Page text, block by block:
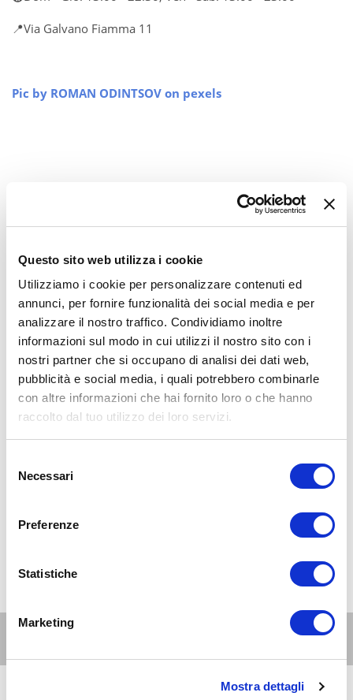
Questo sito web utilizza i cookie
Utilizziamo i cookie per personalizzare contenuti ed
annunci, per fornire funzionalità dei social media e per
analizzare il nostro traffico. Condividiamo inoltre
informazioni sul modo in cui utilizzi il nostro sito con i
nostri partner che si occupano di analisi dei dati web,
pubblicità e social media, i quali potrebbero combinarle
con altre informazioni che hai fornito loro o che hanno
raccolto dal tuo utilizzo dei loro servizi.
delNecessari
Preferenze
Statistiche
Marketing
Mostra dettagli
📍Via Galvano Fiamma 11
Pic by ROMAN ODINTSOV on pexels
Altri eventi per questa età